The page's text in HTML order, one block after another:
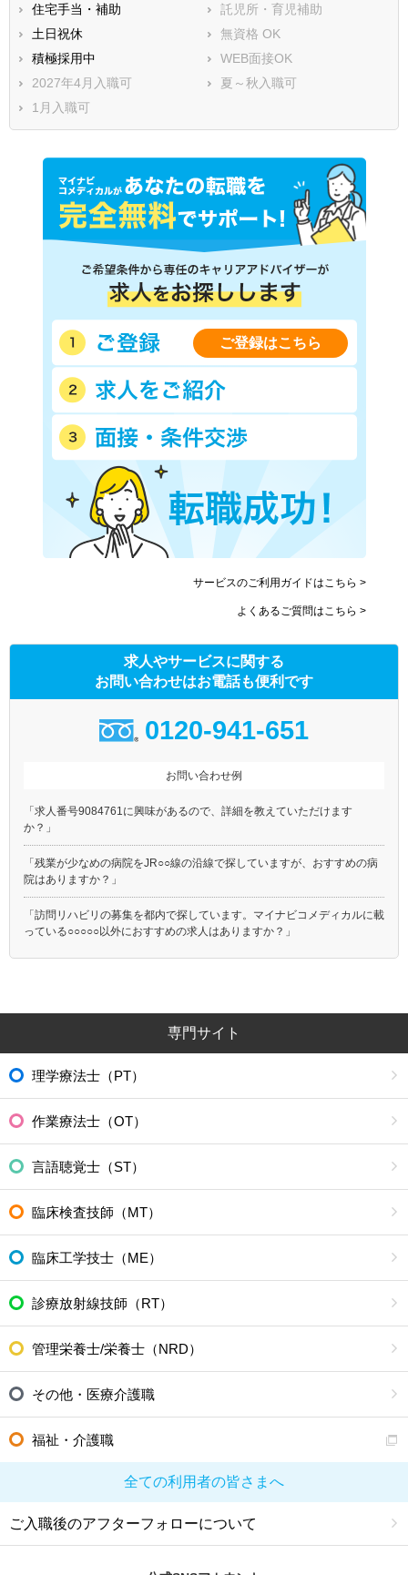
住宅手当・補助
託児所・育児補助
土日祝休
無資格 OK
積極採用中
WEB面接OK
2027年4月入職可
夏～秋入職可
1月入職可
ご登録はこちら
サービスのご利用ガイドはこちら >
よくあるご質問はこちら >
求人やサービスに関する
お問い合わせはお電話も便利です
0120-941-651
お問い合わせ例
「求人番号9084761に興味があるので、詳細を教えていただけます
か？」
「残業が少なめの病院をJR○○線の沿線で探していますが、おすすめの病
院はありますか？」
「訪問リハビリの募集を都内で探しています。マイナビコメディカルに載
っている○○○○○以外におすすめの求人はありますか？」
専門サイト
理学療法士（PT）
作業療法士（OT）
言語聴覚士（ST）
臨床検査技師（MT）
臨床工学技士（ME）
診療放射線技師（RT）
管理栄養士/栄養士（NRD）
その他・医療介護職
福祉・介護職
全ての利用者の皆さまへ
ご入職後のアフターフォローについて